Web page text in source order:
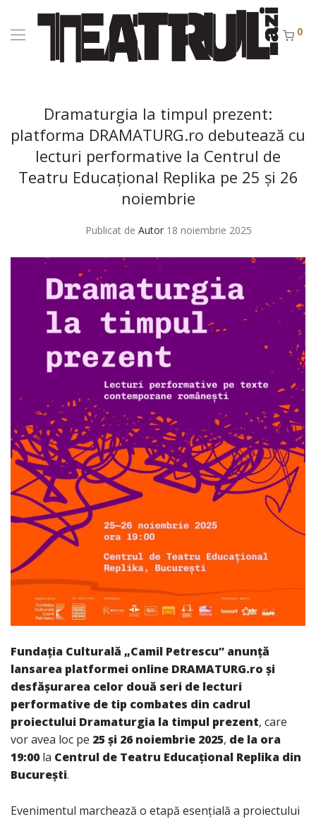
0
Dramaturgia la timpul prezent:
platforma DRAMATURG.ro debutează cu
lecturi performative la Centrul de
Teatru Educațional Replika pe 25 și 26
noiembrie
Publicat de Autor 18 noiembrie 2025
Fundația Culturală „Camil Petrescu” anunță
lansarea platformei online DRAMATURG.ro și
desfășurarea celor două seri de lecturi
performative de tip combates din cadrul
proiectului Dramaturgia la timpul prezent, care
vor avea loc pe 25 și 26 noiembrie 2025, de la ora
19:00 la Centrul de Teatru Educațional Replika din
București.
Evenimentul marchează o etapă esențială a proiectului